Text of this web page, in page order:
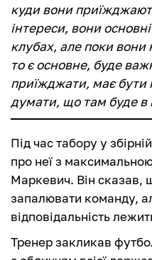
куди вони
інтереси, вони
клубах, але поки вони
то є основне, буде
приїжджати, має бути
думати, що там буде в
Під час табору у
про неї з
Маркевич. Він сказав,
запалювати команду,
відповідальність
Тренер закликав